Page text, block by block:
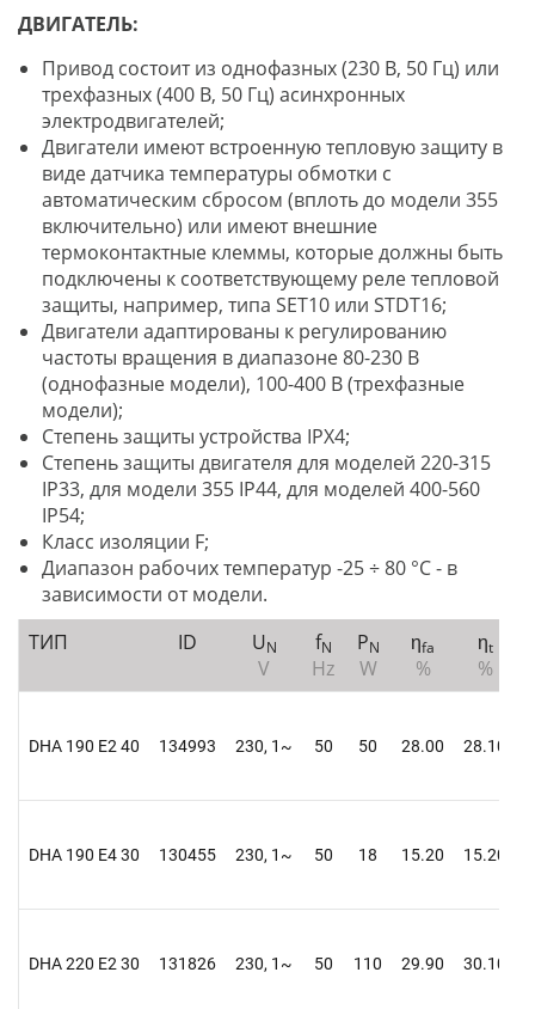
ДВИГАТЕЛЬ:
Привод состоит из однофазных (230 В, 50 Гц) или
трехфазных (400 В, 50 Гц) асинхронных
электродвигателей;
Двигатели имеют встроенную тепловую защиту в
виде датчика температуры обмотки с
автоматическим сбросом (вплоть до модели 355
включительно) или имеют внешние
термоконтактные клеммы, которые должны быть
подключены к соответствующему реле тепловой
защиты, например, типа SET10 или STDT16;
Двигатели адаптированы к регулированию
частоты вращения в диапазоне 80-230 В
(однофазные модели), 100-400 В (трехфазные
модели);
Степень защиты устройства IPX4;
Степень защиты двигателя для моделей 220-315
IP33, для модели 355 IP44, для моделей 400-560
IP54;
Класс изоляции F;
Диапазон рабочих температур -25 ÷ 80 °C - в
зависимости от модели.
ТИП
ID UN
V
fN
Hz
PN
W
ηfa
%
ηt
%
DHA 190 E2 40 134993 230, 1~ 50 50 28.00 28.10
DHA 190 E4 30 130455 230, 1~ 50 18 15.20 15.20
DHA 220 E2 30 131826 230, 1~ 50 110 29.90 30.10